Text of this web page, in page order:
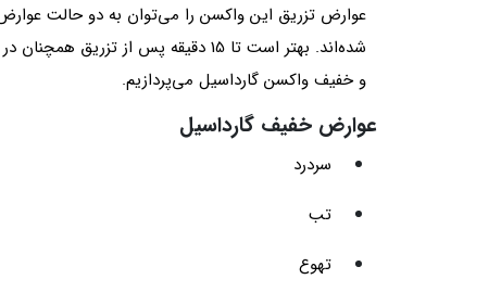
شده‌اند. بهتر است تا 15 دقیقه پس
و خفیف واکسن گارداسیل می‌پردازیم.
عوارض خفیف گارداسیل
سردرد
تب
تهوع